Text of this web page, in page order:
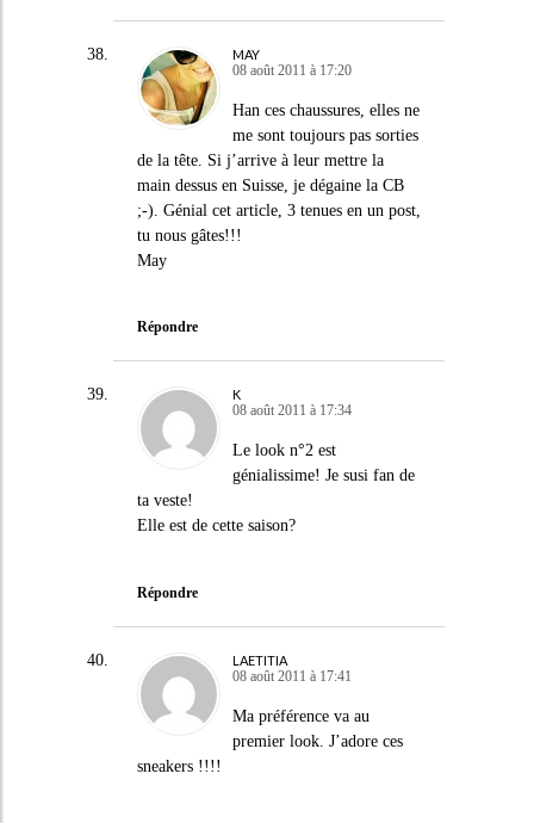
MAY
08 août 2011 à 17:20
Han ces chaussures, elles ne
me sont toujours pas sorties
de la tête. Si j’arrive à leur mettre la
main dessus en Suisse, je dégaine la CB
;-). Génial cet article, 3 tenues en un post,
tu nous gâtes!!!
May
Répondre
K
08 août 2011 à 17:34
Le look n°2 est
génialissime! Je susi fan de
ta veste!
Elle est de cette saison?
Répondre
LAETITIA
08 août 2011 à 17:41
Ma préférence va au
premier look. J’adore ces
sneakers !!!!